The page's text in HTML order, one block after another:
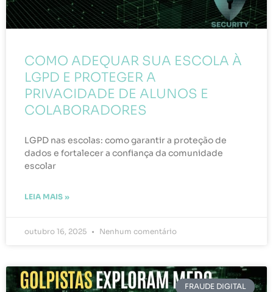
COMO ADEQUAR SUA ESCOLA À
LGPD E PROTEGER A
PRIVACIDADE DE ALUNOS E
COLABORADORES
LGPD nas escolas: como garantir a proteção de
dados e fortalecer a confiança da comunidade
escolar
LEIA MAIS »
outubro 16, 2025 Nenhum comentário
FRAUDE DIGITAL